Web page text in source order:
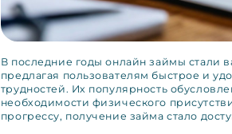
В последние годы онлайн займы стали
предлагая пользователям быстрое и
трудностей. Их популярность
необходимости физического
прогрессу, получение займа стало